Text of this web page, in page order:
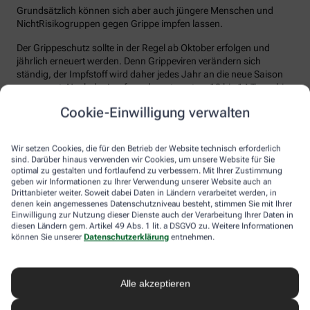
Cookie-Einwilligung verwalten
Wir setzen Cookies, die für den Betrieb der Website technisch erforderlich
sind. Darüber hinaus verwenden wir Cookies, um unsere Website für Sie
optimal zu gestalten und fortlaufend zu verbessern. Mit Ihrer Zustimmung
geben wir Informationen zu Ihrer Verwendung unserer Website auch an
Drittanbieter weiter. Soweit dabei Daten in Ländern verarbeitet werden, in
denen kein angemessenes Datenschutzniveau besteht, stimmen Sie mit Ihrer
Einwilligung zur Nutzung dieser Dienste auch der Verarbeitung Ihrer Daten in
diesen Ländern gem. Artikel 49 Abs. 1 lit. a DSGVO zu. Weitere Informationen
können Sie unserer Datenschutzerklärung entnehmen.
Alle akzeptieren
Grundsätzlich können sich aber auch jüngere Menschen und
NichtRisikogruppen gegen Grippe impfen lassen.
Der Grippeschutz sollte in der Regel ab Oktober erfolgen und
jährlich erneuert werden. Denn Grippeviren verändern sich
ständig, der Impfstoff wird daher jedes Jahr an die neue Saison
angepasst. Nach der Impfung dauert es etwa 10 bis 14 Tage, bis
aufgebaut hat. Auch eine spätere Impfung zu Beginn des Jahres
Wie sicher ist der Impfstoff?
Jeder Grippeimpfstoff, der in Deutschland verwendet wird, muss
ein streng reguliertes Zulassungsverfahren durchlaufen. Hierbei
muss die Qualität, Wirksamkeit und Verträglichkeit in
wissenschaftlichen Studien nachgewiesen werden. Die Freigabe
erfolgt nach weiteren Prüfungen schließlich durch das Paul-
Ehrlich-Institut (PEI), das die Sicherheit des Impfstoffs auch nach
Die Grippeimpfung ist in aller Regel gut verträglich. In den ersten
Tagen können leichte Erkältungssymptome wie zum Beispiel